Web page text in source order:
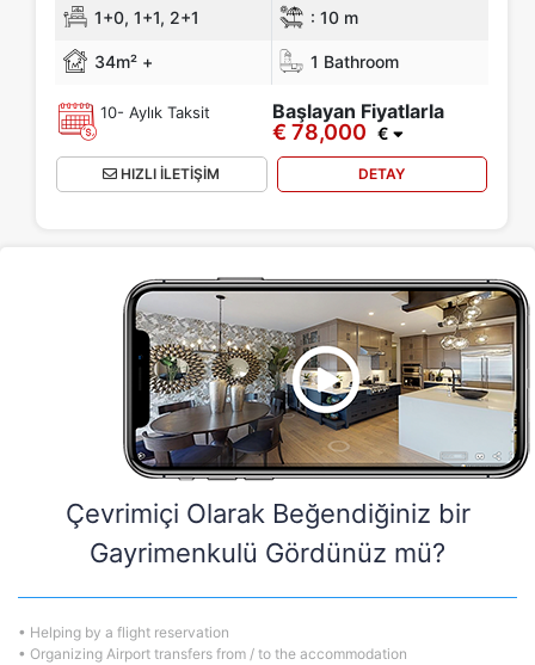
1+0, 1+1, 2+1 : 10 m
34m² + 1 Bathroom
10- Aylık Taksit Başlayan Fiyatlarla
€ 78,000 €
HIZLI İLETİŞİM DETAY
Çevrimiçi Olarak Beğendiğiniz bir
Gayrimenkulü Gördünüz mü?
• Helping by a flight reservation
• Organizing Airport transfers from / to the accommodation